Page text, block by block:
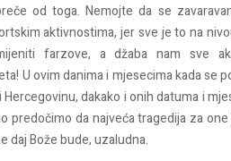
od toga.Nemojte da se
aktivnostima,jersve je tona
farzove, adžaba nam sve
! Uovimdanimai mjesecimakadase
iHercegovinu,dakako ionih datumai
predočimo danajvećatragedija za
dajBožebude,uzaludna.